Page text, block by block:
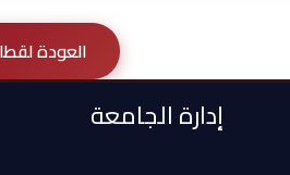
العودة
إدارة الجامعة